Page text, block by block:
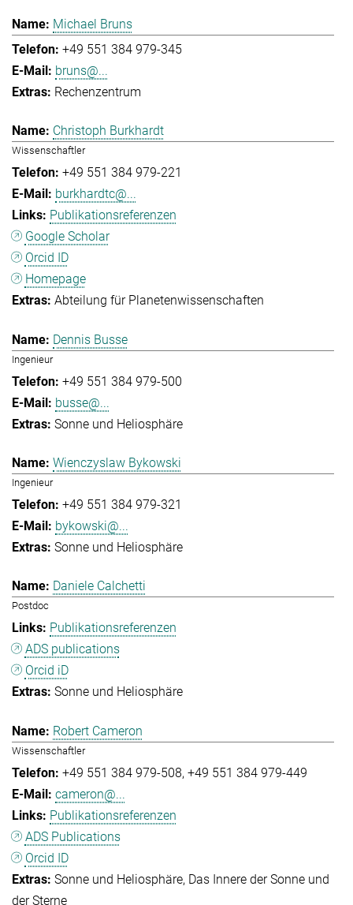
Michael Bruns
+49 551 384 979-345
bruns@...
Rechenzentrum
Christoph Burkhardt
Wissenschaftler
+49 551 384 979-221
burkhardtc@...
Publikationsreferenzen
Google Scholar
Orcid ID
Homepage
Abteilung für Planetenwissenschaften
Dennis Busse
Ingenieur
+49 551 384 979-500
busse@...
Sonne und Heliosphäre
Wienczyslaw Bykowski
Ingenieur
+49 551 384 979-321
bykowski@...
Sonne und Heliosphäre
Daniele Calchetti
Postdoc
Publikationsreferenzen
ADS publications
Orcid iD
Sonne und Heliosphäre
Robert Cameron
Wissenschaftler
+49 551 384 979-508 +49 551 384 979-449
cameron@...
Publikationsreferenzen
ADS Publications
Orcid ID
Sonne und Heliosphäre Das Innere der Sonne und
der Sterne